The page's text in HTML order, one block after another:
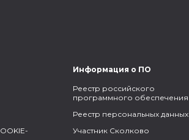
Информация о ПО
Реестр российского
программного обеспечения
Реестр персональных данных
Участник Сколково